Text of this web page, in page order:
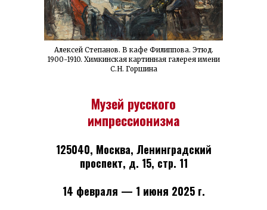
Алексей Степанов. В кафе Филиппова. Этюд.
1900-1910. Химкинская картинная галерея имени
С.Н. Горшина
Музей русского
импрессионизма
125040, Москва, Ленинградский
проспект, д. 15, стр. 11
14 февраля — 1 июня 2025 г.